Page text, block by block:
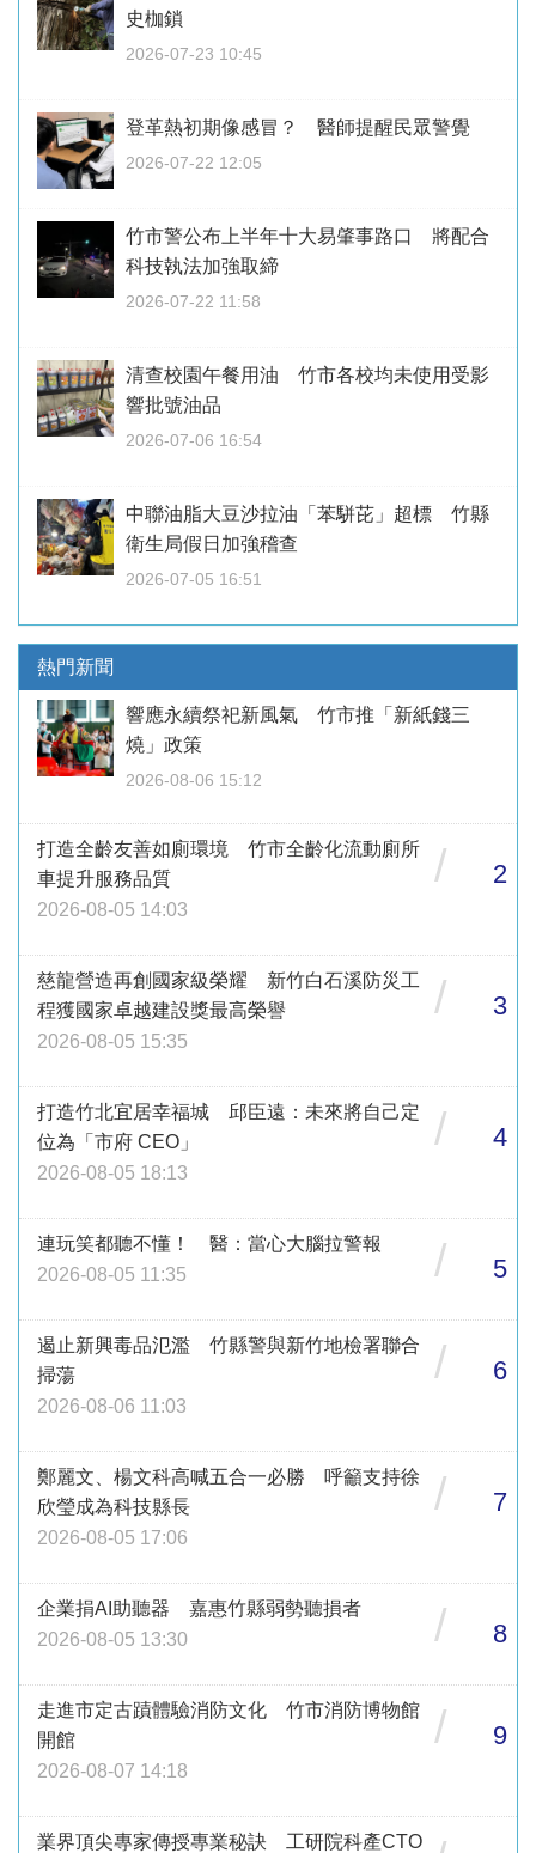
史枷鎖
2026-07-23 10:45
登革熱初期像感冒？ 醫師提醒民眾警覺
2026-07-22 12:05
竹市警公布上半年十大易肇事路口 將配合
科技執法加強取締
2026-07-22 11:58
清查校園午餐用油 竹市各校均未使用受影
響批號油品
2026-07-06 16:54
中聯油脂大豆沙拉油「苯駢芘」超標 竹縣
衛生局假日加強稽查
2026-07-05 16:51
熱門新聞
響應永續祭祀新風氣 竹市推「新紙錢三
燒」政策
2026-08-06 15:12
打造全齡友善如廁環境 竹市全齡化流動廁所
車提升服務品質
2026-08-05 14:03
/ 2
慈龍營造再創國家級榮耀 新竹白石溪防災工
程獲國家卓越建設獎最高榮譽
2026-08-05 15:35
/ 3
打造竹北宜居幸福城 邱臣遠：未來將自己定
位為「市府 CEO」
2026-08-05 18:13
/ 4
連玩笑都聽不懂！ 醫：當心大腦拉警報
2026-08-05 11:35
/ 5
遏止新興毒品氾濫 竹縣警與新竹地檢署聯合
掃蕩
2026-08-06 11:03
/ 6
鄭麗文、楊文科高喊五合一必勝 呼籲支持徐
欣瑩成為科技縣長
2026-08-05 17:06
/ 7
企業捐AI助聽器 嘉惠竹縣弱勢聽損者
2026-08-05 13:30
/ 8
走進市定古蹟體驗消防文化 竹市消防博物館
開館
2026-08-07 14:18
/ 9
業界頂尖專家傳授專業秘訣 工研院科產CTO